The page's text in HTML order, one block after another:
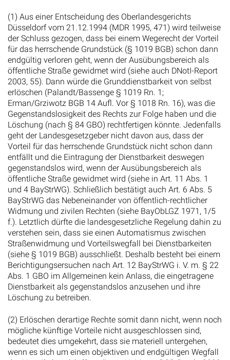
(1) Aus einer Entscheidung des Oberlandesgerichts
Düsseldorf vom 21.12.1994 (MDR 1995, 471) wird teilweise
der Schluss gezogen, dass bei einem Wegerecht der Vorteil
für das herrschende Grundstück (§ 1019 BGB) schon dann
endgültig verloren geht, wenn der Ausübungsbereich als
öffentliche Straße gewidmet wird (siehe auch DNotI-Report
2003, 55). Dann würde die Grunddienstbarkeit von selbst
erlöschen (Palandt/Bassenge § 1019 Rn. 1;
Erman/Grziwotz BGB 14 Aufl. Vor § 1018 Rn. 16), was die
Gegenstandslosigkeit des Rechts zur Folge haben und die
Löschung (nach § 84 GBO) rechtfertigen könnte. Jedenfalls
geht der Landesgesetzgeber nicht davon aus, dass der
Vorteil für das herrschende Grundstück nicht schon dann
entfällt und die Eintragung der Dienstbarkeit deswegen
gegenstandslos wird, wenn der Ausübungsbereich als
öffentliche Straße gewidmet wird (siehe in Art. 11 Abs. 1
und 4 BayStrWG). Schließlich bestätigt auch Art. 6 Abs. 5
BayStrWG das Nebeneinander von öffentlich-rechtlicher
Widmung und zivilen Rechten (siehe BayObLGZ 1971, 1/5
f.). Letztlich dürfte die landesgesetzliche Regelung dahin zu
verstehen sein, dass sie einen Automatismus zwischen
Straßenwidmung und Vorteilswegfall bei Dienstbarkeiten
(siehe § 1019 BGB) ausschließt. Deshalb besteht bei einem
Berichtigungsersuchen nach Art. 12 BayStrWG i. V. m. § 22
Abs. 1 GBO im Allgemeinen kein Anlass, die eingetragene
Dienstbarkeit als gegenstandslos anzusehen und ihre
Löschung zu betreiben.
(2) Erlöschen derartige Rechte somit dann nicht, wenn noch
mögliche künftige Vorteile nicht ausgeschlossen sind,
bedeutet dies umgekehrt, dass sie materiell untergehen,
wenn es sich um einen objektiven und endgültigen Wegfall